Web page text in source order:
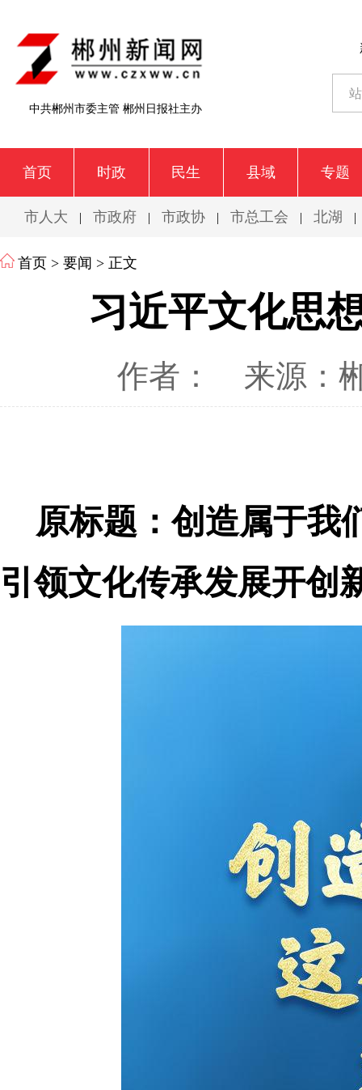
中共郴州市委主管 郴州日报社主办
首页 时政 民生 县域 专题
市人大 | 市政府 | 市政协 | 市总工会 | 北湖 |
首页 > 要闻 > 正文
习近平文化思
作者： 来源：
原标题：创造属于
引领文化传承发展开创